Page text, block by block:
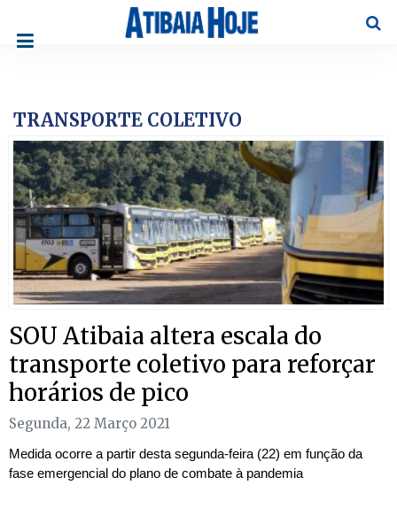
TRANSPORTE COLETIVO
SOU Atibaia altera escala do
transporte coletivo para reforçar
horários de pico
Segunda, 22 Março 2021
Medida ocorre a partir desta segunda-feira (22) em função da
fase emergencial do plano de combate à pandemia